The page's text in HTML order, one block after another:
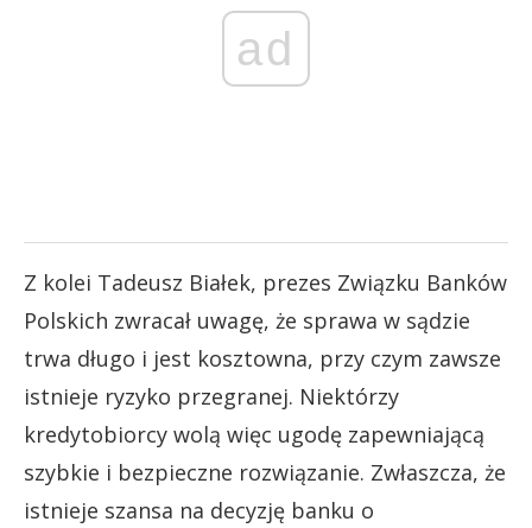
ad
Z kolei Tadeusz Białek, prezes Związku Banków
Polskich zwracał uwagę, że sprawa w sądzie
trwa długo i jest kosztowna, przy czym zawsze
istnieje ryzyko przegranej. Niektórzy
kredytobiorcy wolą więc ugodę zapewniającą
szybkie i bezpieczne rozwiązanie. Zwłaszcza, że
istnieje szansa na decyzję banku o